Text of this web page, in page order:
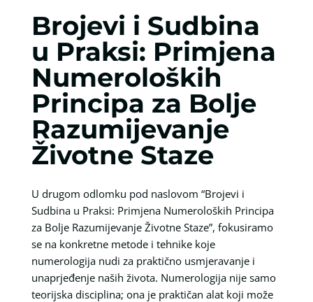
Brojevi i Sudbina
u Praksi: Primjena
Numeroloških
Principa za Bolje
Razumijevanje
Životne Staze
U drugom odlomku pod naslovom “Brojevi i
Sudbina u Praksi: Primjena Numeroloških Principa
za Bolje Razumijevanje Životne Staze”, fokusiramo
se na konkretne metode i tehnike koje
numerologija nudi za praktično usmjeravanje i
unaprjeđenje naših života. Numerologija nije samo
teorijska disciplina; ona je praktičan alat koji može